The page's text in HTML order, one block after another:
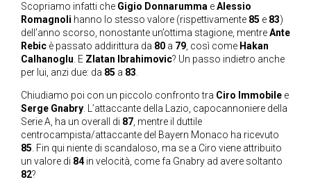
Scopriamo infatti che Gigio Donnarumma eAlessio
Romagnoli hanno lo stesso valore (rispettivamente 85 e 83)
dell’anno scorso, nonostante un’ottima stagione, mentreAnte
Rebic è passato addirittura da 80 a 79, così come Hakan
Calhanoglu. E Zlatan Ibrahimovic? Un passo indietro anche
per lui, anzi due: da 85 a 83.
Chiudiamo poi con un piccolo confronto tra Ciro Immobile e
Serge Gnabry. L’attaccante della Lazio, capocannoniere della
Serie A, ha un overall di 87, mentre il duttile
centrocampista/attaccante del Bayern Monaco ha ricevuto
85. Fin qui niente di scandaloso, ma se a Ciro viene attribuito
un valore di 84in velocità, come fa Gnabry ad avere soltanto
82?